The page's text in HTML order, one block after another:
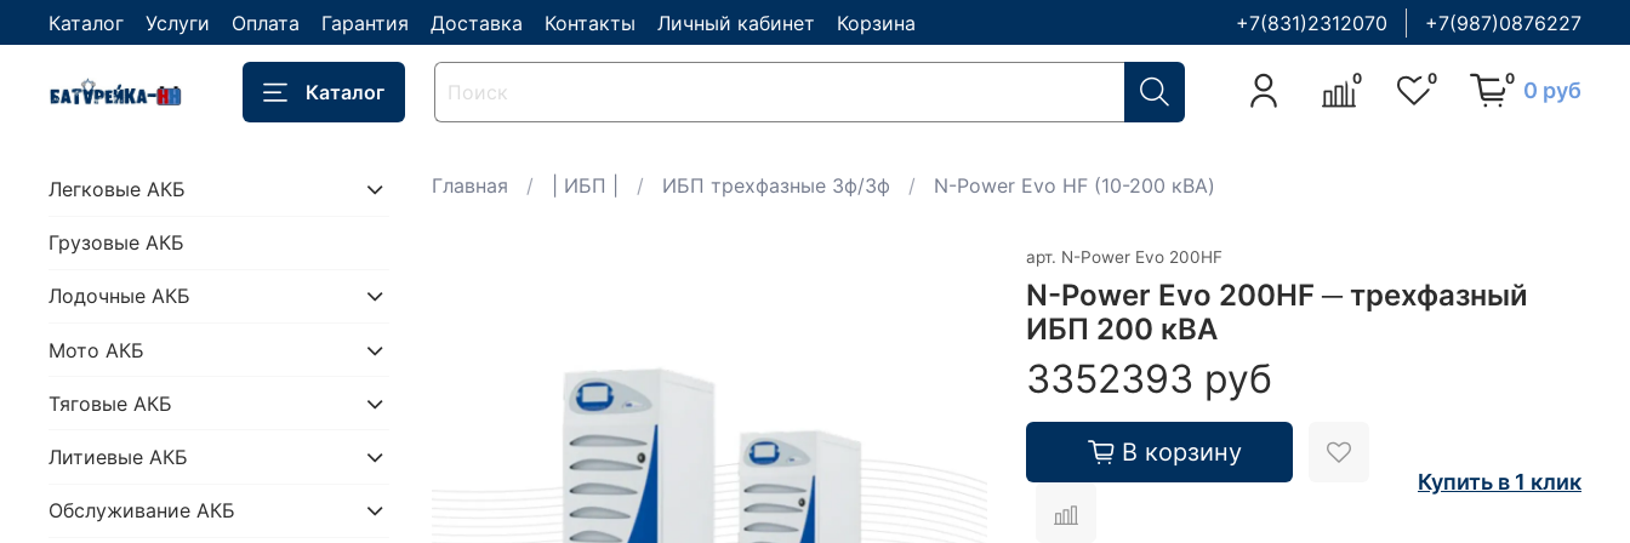
Каталог Услуги Оплата Гарантия Доставка Контакты Личный кабинет Корзина +7(831)2312070 +7(987)0876227
Каталог
0 0 0 0 руб
Главная | ИБП | ИБП трехфазные 3ф/3ф N-Power Evo HF (10-200 кВА)
арт. N-Power Evo 200HF
N-Power Evo 200HF ─ трехфазный
ИБП 200 кВА
3352393 руб
В корзину
Купить в 1 клик
Легковые АКБ
Грузовые АКБ
Лодочные АКБ
Мото АКБ
Тяговые АКБ
Литиевые АКБ
Обслуживание АКБ